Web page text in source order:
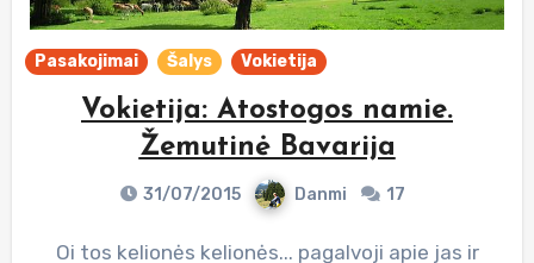
Pasakojimai Šalys Vokietija
Vokietija: Atostogos namie.
Žemutinė Bavarija
31/07/2015 Danmi 17
Oi tos kelionės kelionės... pagalvoji apie jas ir